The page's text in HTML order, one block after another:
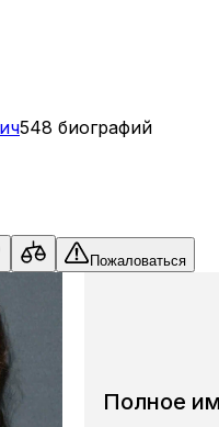
548 биографий
Пожаловаться
Полное